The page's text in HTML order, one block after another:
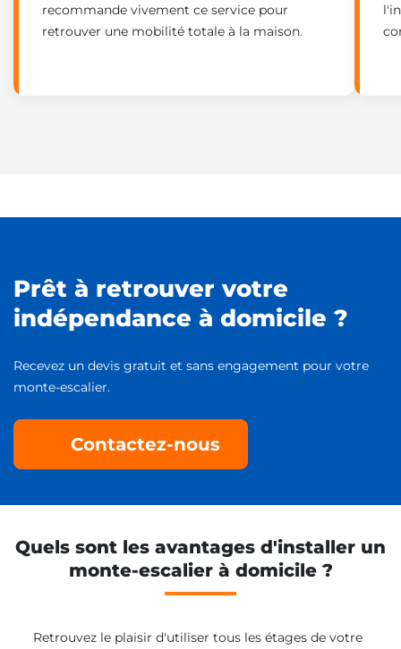
recommande vivement ce service pour
retrouver une mobilité totale à la maison.
Prêt à retrouver votre
indépendance à domicile ?
Recevez un devis gratuit et sans engagement pour votre
monte-escalier.
Contactez-nous
Quels sont les avantages d'installer un
monte-escalier à domicile ?
Retrouvez le plaisir d'utiliser tous les étages de votre